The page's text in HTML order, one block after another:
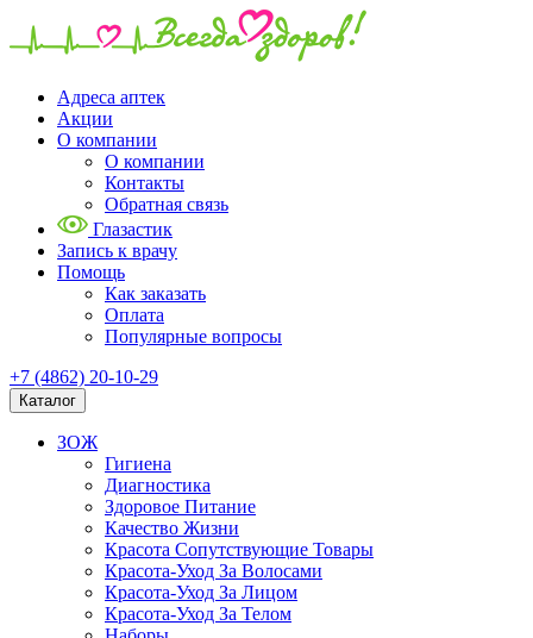
Адреса аптек
Акции
О компании
О компании
Контакты
Обратная связь
Глазастик
Запись к врачу
Помощь
Как заказать
Оплата
Популярные вопросы
+7 (4862) 20-10-29
Каталог
ЗОЖ
Гигиена
Диагностика
Здоровое Питание
Качество Жизни
Красота Сопутствующие Товары
Красота-Уход За Волосами
Красота-Уход За Лицом
Красота-Уход За Телом